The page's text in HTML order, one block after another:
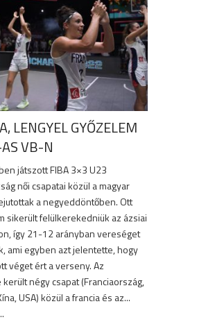
LENGYEL GYŐZELEM
VB-N
játszott FIBA 3×3 U23
női csapatai közül a magyar
a negyeddöntőben. Ott
sikerült felülkerekedniük az ázsiai
így 21-12 arányban vereséget
ami egyben azt jelentette, hogy
véget ért a verseny. Az
négy csapat (Franciaország,
USA) közül a francia és az...